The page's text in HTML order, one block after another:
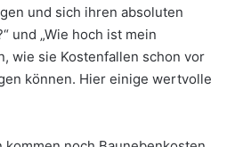
und sich ihren absoluten
und „Wie hoch ist mein
wie sie Kostenfallen schon vor
können. Hier einige wertvolle